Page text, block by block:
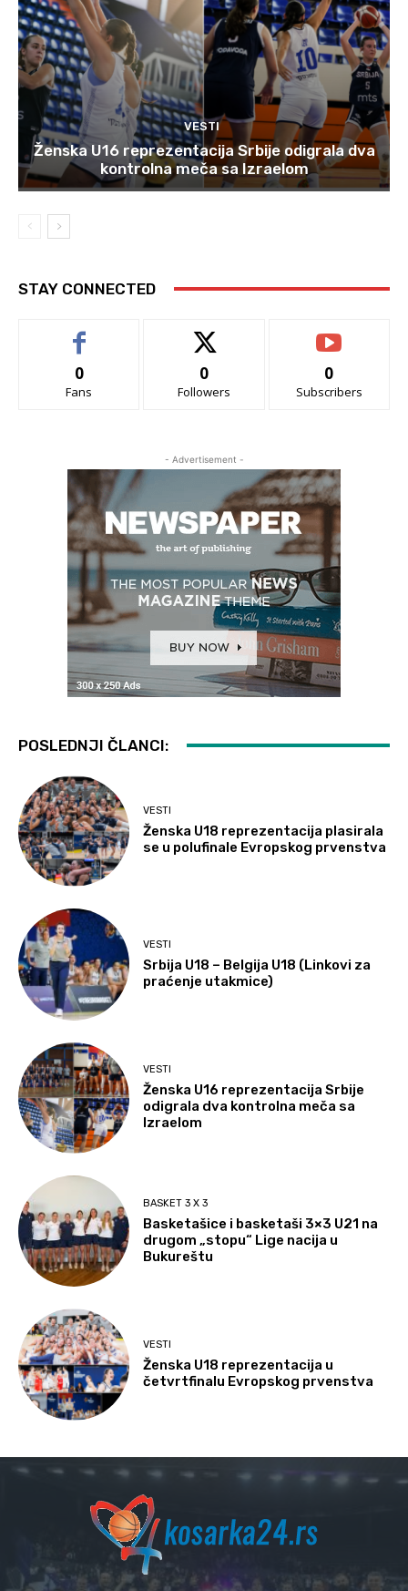
VESTI
Ženska U16 reprezentacija Srbije odigrala dva
kontrolna meča sa Izraelom
STAY CONNECTED
0
Fans
0
Followers
0
Subscribers
- Advertisement -
POSLEDNJI ČLANCI:
VESTI
Ženska U18 reprezentacija plasirala
se u polufinale Evropskog prvenstva
VESTI
Srbija U18 – Belgija U18 (Linkovi za
praćenje utakmice)
VESTI
Ženska U16 reprezentacija Srbije
odigrala dva kontrolna meča sa
Izraelom
BASKET 3 X 3
Basketašice i basketaši 3×3 U21 na
drugom „stopu“ Lige nacija u
Bukureštu
VESTI
Ženska U18 reprezentacija u
četvrtfinalu Evropskog prvenstva